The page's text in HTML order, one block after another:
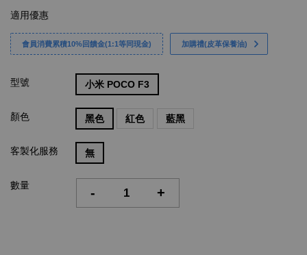
適用優惠
會員消費累積10%回饋金(1:1等同現金) 加購禮(皮革保養油)
型號 小米 POCO F3
顏色 黑色 紅色 藍黑
客製化服務 無
數量 - +